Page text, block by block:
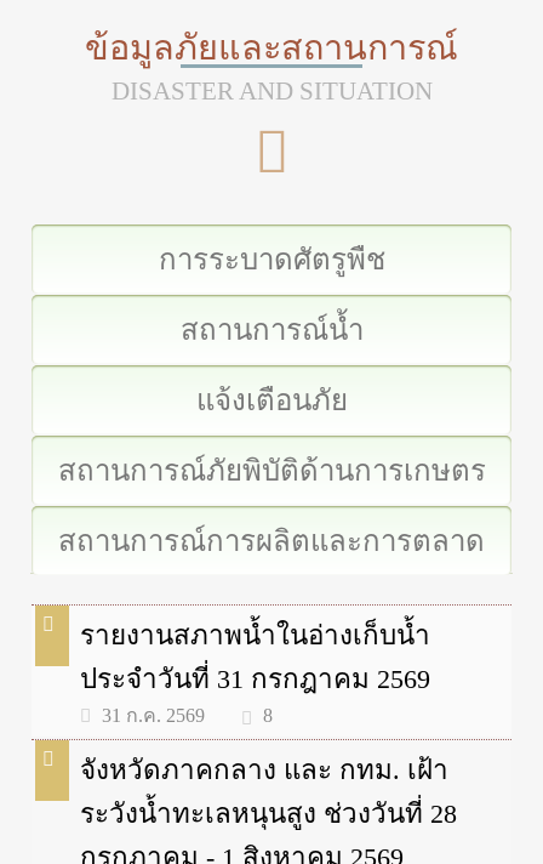
ข้อมูลภัยและสถานการณ์
DISASTER AND SITUATION
การระบาดศัตรูพืช
สถานการณ์น้ำ
แจ้งเตือนภัย
สถานการณ์ภัยพิบัติด้านการเกษตร
สถานการณ์การผลิตและการตลาด
รายงานสภาพน้ำในอ่างเก็บน้ำ
ประจำวันที่ 31 กรกฎาคม 2569
31 ก.ค. 2569 8
จังหวัดภาคกลาง และ กทม. เฝ้า
ระวังน้ำทะเลหนุนสูง ช่วงวันที่ 28
กรกฎาคม - 1 สิงหาคม 2569